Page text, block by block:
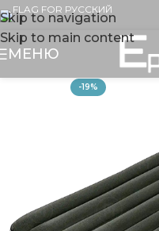
Skip to navigation
Skip to main content
МЕНЮ
-19%